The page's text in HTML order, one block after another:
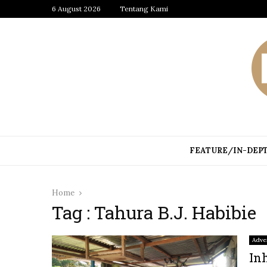
6 August 2026 Tentang Kami
FEATURE/IN-
Home
Tag : Tahura B.J. Habibie